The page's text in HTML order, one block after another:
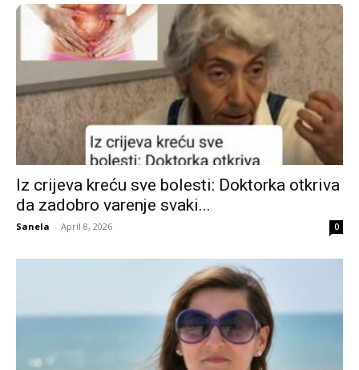
Iz crijeva kreću sve bolesti: Doktorka otkriva
da zadobro varenje svaki...
Sanela - April 8, 2026 0